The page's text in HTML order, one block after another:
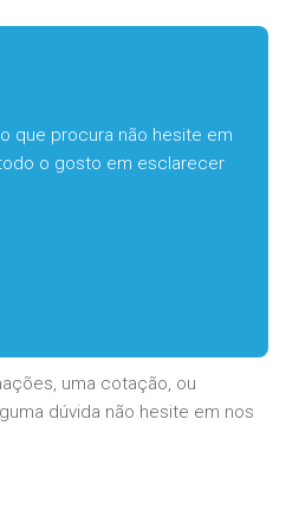
que procura não hesite em
o gosto em esclarecer
uma cotação, ou
dúvida não hesite em nos